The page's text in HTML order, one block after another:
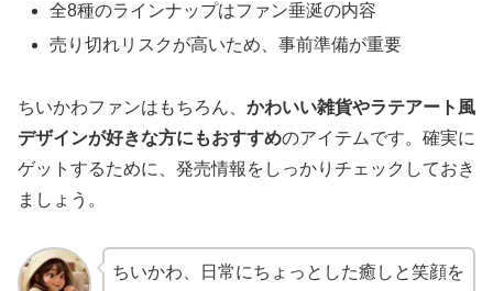
全8種のラインナップはファン垂涎の内容
売り切れリスクが高いため、事前準備が重要
ちいかわファンはもちろん、 かわいい雑貨やラテアート風
デザインが好きな方にもおすすめのアイテムです。確実に
ゲットするために、発売情報をしっかりチェックしておき
ましょう。
ちいかわ、日常にちょっとした癒しと笑顔を